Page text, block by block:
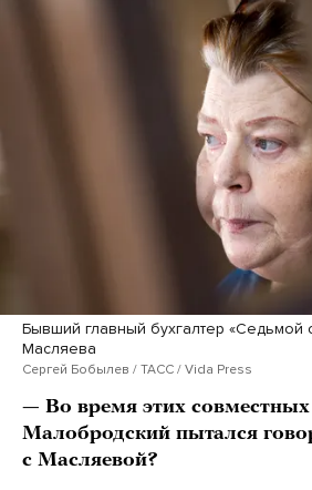
Бывший главный бухгалтер «Седьмой
Масляева
Сергей Бобылев / ТАСС / Vida Press
— Во время этих совместных
Малобродский пытался
с Масляевой?